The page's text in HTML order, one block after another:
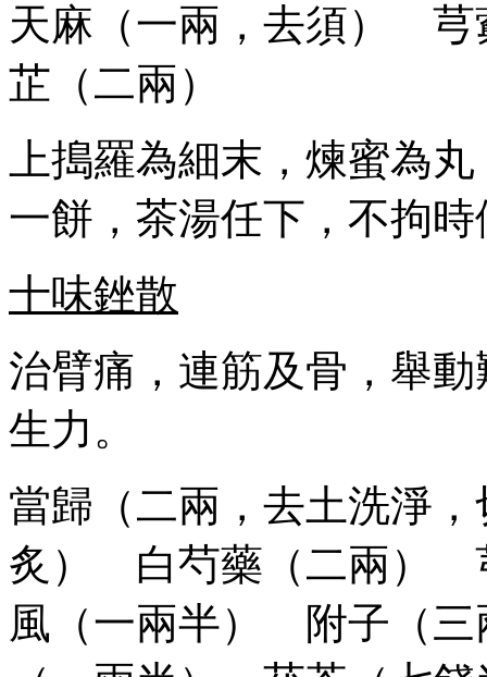
天麻（一兩，去須）
芷（二兩）
上搗羅為細末，煉蜜為
一餅，茶湯任下，不拘時
十味銼散
治臂痛，連筋及骨，舉
生力。
當歸（二兩，去土洗淨
炙） 白芍藥（二兩）
風（一兩半） 附子（